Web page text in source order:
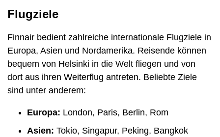
Flugziele
Finnair bedient zahlreiche internationale Flugziele in
Europa, Asien und Nordamerika. Reisende können
bequem von Helsinki in die Welt fliegen und von
dort aus ihren Weiterflug antreten. Beliebte Ziele
sind unter anderem:
Europa: London, Paris, Berlin, Rom
Asien: Tokio, Singapur, Peking, Bangkok